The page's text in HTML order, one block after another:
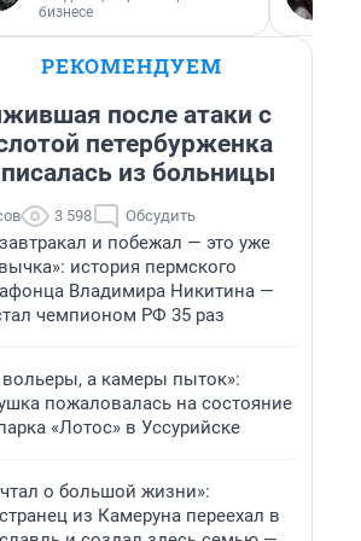
бизнесе
РЕКОМЕНДУЕМ
после атаки с
петербурженка
из больницы
3 598 Обсудить
и побежал — это уже
история пермского
Владимира Никитина —
чемпионом РФ 35 раз
а камеры пыток»:
пожаловалась на состояние
«Лотос» в Уссурийске
о большой жизни»:
из Камеруна переехал в